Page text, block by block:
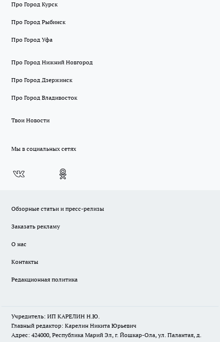
Про Город Курск
Про Город Рыбинск
Про Город Уфа
Про Город Нижний Новгород
Про Город Дзержинск
Про Город Владивосток
Твои Новости
Мы в социальных сетях
Обзорные статьи и пресс-релизы
Заказать рекламу
О нас
Контакты
Редакционная политика
Учредитель: ИП КАРЕЛИН Н.Ю.
Главный редактор: Карелин Никита Юрьевич
Адрес: 424000, Республика Марий Эл, г. Йошкар-Ола, ул. Палантая, д.